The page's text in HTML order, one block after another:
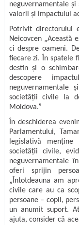
neguvernamentale
valorii și impactului
Potrivit directorului
Neicovcen „Această
ci despre oameni.
fiecare zi. În spatele
destin și o
descopere
neguvernamentale
societății civile la
Moldova.”
În deschiderea
Parlamentului,
legislativă
societății civile,
neguvernamentale
oferi sprijin
„Întotdeauna am
civile care au ca
persoane – copii,
un anumit suport.
ajuta, consider că